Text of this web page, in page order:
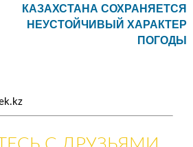
КАЗАХСТАНА СОХРАНЯЕТСЯ
НЕУСТОЙЧИВЫЙ ХАРАКТЕР
ПОГОДЫ